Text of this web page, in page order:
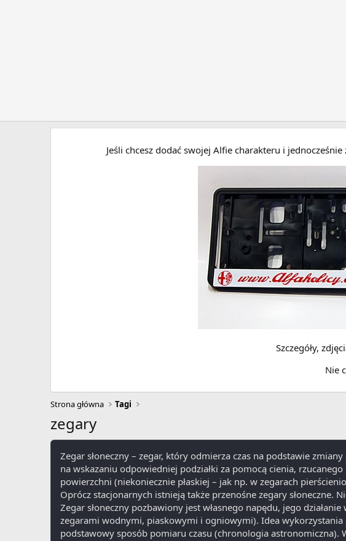
Jeśli chcesz dodać swojej Alfie charakteru i
Szczegóły,
Nie
Strona główna Tagi
zegary
Zegar słoneczny – zegar, który odmierza czas na podstawie
na wskazaniu odpowiedniej podziałki za pomocą cienia,
powierzchni (niekoniecznie płaskiej – jak np. w zegarach
Oprócz stacjonarnych istnieją także przenośne zegary słoneczne.
Zegar słoneczny pozbawiony jest własnego napędu, jego
zegarami wodnymi, piaskowymi i ogniowymi). Idea wykorzystania
podstawowy sposób pomiaru czasu (chronologia